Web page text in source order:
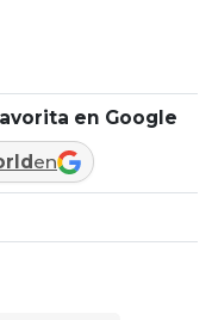
en Google
en